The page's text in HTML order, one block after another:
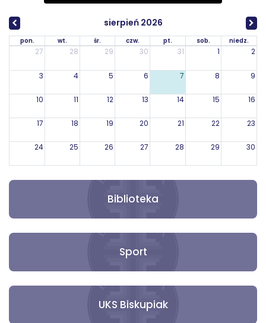
sierpień 2026
pon. wt. śr. czw. pt. sob. niedz.
27 28 29 30 31 1 2
3 4 5 6 7 8 9
10 11 12 13 14 15 16
17 18 19 20 21 22 23
24 25 26 27 28 29 30
Biblioteka
Sport
UKS Biskupiak